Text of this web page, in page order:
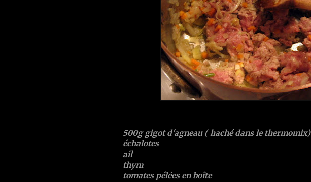
500g gigot d'agneau ( haché dans le thermomix)
échalotes
ail
thym
tomates pélées en boîte